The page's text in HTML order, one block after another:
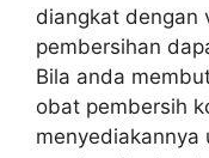
diangkat dengan
pembersihan
Bila anda
obat pembersih
menyediakannya